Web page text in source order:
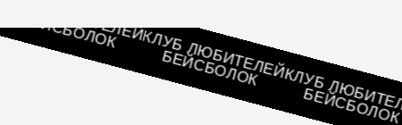
КЛУБ ЛЮБИТЕЛЕЙ
БЕЙСБОЛОК КЛУБ ЛЮБИТЕЛЕЙ
БЕЙСБОЛОК